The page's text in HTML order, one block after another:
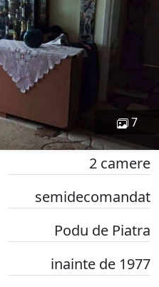
7
2 camere
semidecomandat
Podu de Piatra
inainte de 1977